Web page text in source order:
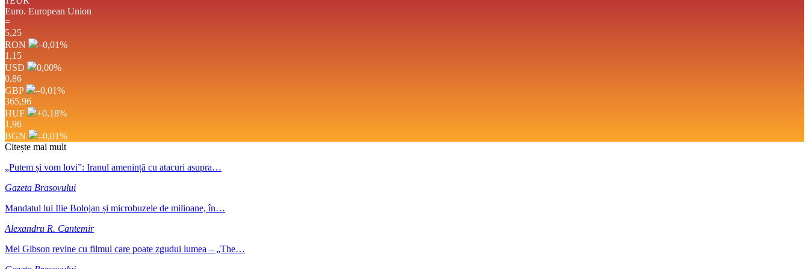
Euro. European Union
=
5,25
RON
–0,01%
1,15
USD
0,00%
0,86
GBP
–0,01%
365,96
HUF
+0,18%
1,96
BGN
–0,01%
Citește mai mult
„Putem și vom lovi”: Iranul amenință cu atacuri asupra…
Gazeta Brasovului
Mandatul lui Ilie Bolojan și microbuzele de milioane, în…
Alexandru R. Cantemir
Mel Gibson revine cu filmul care poate zgudui lumea – „The…